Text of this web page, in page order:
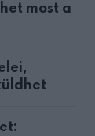
most a